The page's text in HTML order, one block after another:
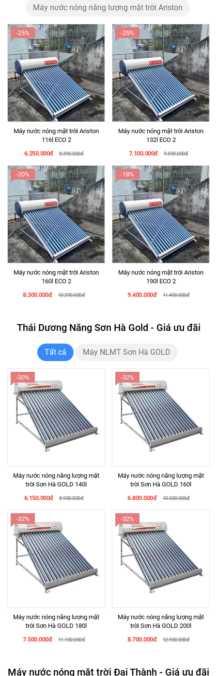
Máy nước nóng năng lượng mặt trời Ariston
-25%
Máy nước nóng mặt trời Ariston
116l ECO 2
6.250.000đ
8.390.000đ
-25%
Máy nước nóng mặt trời Ariston
132l ECO 2
7.100.000đ
9.590.000đ
-20%
Máy nước nóng mặt trời Ariston
160l ECO 2
8.300.000đ
10.390.000đ
-18%
Máy nước nóng mặt trời Ariston
190l ECO 2
9.400.000đ
11.490.000đ
Thái Dương Năng Sơn Hà Gold - Giá ưu đãi
Tất cả Máy NLMT Sơn Hà GOLD
-30%
Máy nước nóng năng lượng mặt
trời Sơn Hà GOLD 140l
6.150.000đ
8.900.000đ
-32%
Máy nước nóng năng lượng mặt
trời Sơn Hà GOLD 160l
6.800.000đ
10.000.000đ
-32%
Máy nước nóng năng lượng mặt
trời Sơn Hà GOLD 180l
7.500.000đ
11.100.000đ
-32%
Máy nước nóng năng lượng mặt
trời Sơn Hà GOLD 200l
8.700.000đ
12.900.000đ
Máy nước nóng mặt trời Đại Thành - Giá ưu đãi